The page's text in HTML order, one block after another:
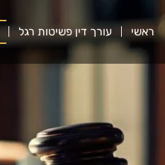
ראשי עורך דין פשיטות רגל